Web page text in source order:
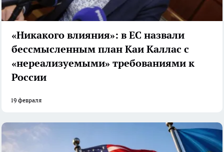
«Никакого влияния»: в ЕС назвали
бессмысленным план Каи Каллас с
«нереализуемыми» требованиями к
России
19 февраля